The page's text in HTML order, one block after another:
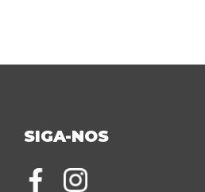
SIGA-NOS